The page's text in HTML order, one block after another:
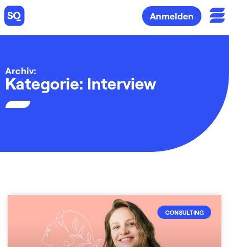
Anmelden
Archiv:
Kategorie: Interview
CONSULTING